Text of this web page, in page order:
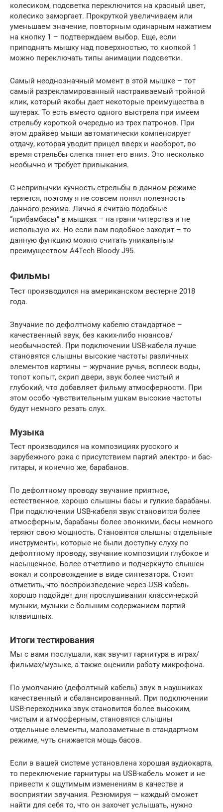
колесиком, подсветка переключится на красный цвет,
колесико заморгает. Прокруткой увеличиваем или
уменьшаем значение, повторным одинарным нажатием
на кнопку 1 – подтверждаем выбор. Еще, если
приподнять мышку над поверхностью, то кнопкой 1
можно переключать типы анимации подсветки.
Самый неоднозначный момент в этой мышке – тот
самый разрекламированный настраиваемый тройной
клик, который якобы дает некоторые преимущества в
шутерах. То есть вместо одного выстрела при имеем
стрельбу короткой очередью из трех патронов. При
этом драйвер мыши автоматически компенсирует
отдачу, которая уводит прицел вверх и наоборот, во
время стрельбы слегка тянет его вниз. Это несколько
необычно и требует привыкания.
С непривычки кучность стрельбы в данном режиме
теряется, поэтому я не совсем понял полезность
данного режима. Лично я считаю подобные
“прибамбасы” в мышках – на грани читерства и не
использую их. Но если вам подобное заходит – то
данную функцию можно считать уникальным
преимуществом A4Tech Bloody J95.
Фильмы
Тест производился на американском вестерне 2018
года.
Звучание по дефолтному кабелю стандартное –
качественный звук, без каких-либо нюансов/
необычностей. При подключении USB-кабеля лучше
становятся слышны высокие частоты различных
элементов картины – журчание ручья, всплеск воды,
топот копыт, скрип двери, звук более чистый и
глубокий, что добавляет фильму атмосферности. При
этом особо чувствительным ушкам высокие частоты
будут немного резать слух.
Музыка
Тест производился на композициях русского и
зарубежного рока с присутствием партий электро- и бас-
гитары, и конечно же, барабанов.
По дефолтному проводу звучание приятное,
естественное, хорошо слышны басы и гулкие барабаны.
При подключении USB-кабеля звук становится более
атмосферным, барабаны более звонкими, басы немного
теряют свою мощность. Становятся слышны отдельные
инструменты, которые не были доступну слуху по
дефолтному проводу, звучание композиции глубокое и
насыщенное. Более отчетливо и подчеркнуто слышен
вокал и сопровождение в виде синтезатора. Стоит
отметить, что воспроизведение через USB-кабель
хорошо подойдет для прослушивания классической
музыки, музыки с большим содержанием партий
клавишных.
Итоги тестирования
Мы с вами послушали, как звучит гарнитура в играх/
фильмах/музыке, а также оценили работу микрофона.
По умолчанию (дефолтный кабель) звук в наушниках
качественный и сбалансированный. При подключении
USB-переходника звук становится более высоким,
чистым и атмосферным, становятся слышны
отдельные элементы, малозаметные в стандартном
режиме, чуть снижается мощь басов.
Если в вашей системе установлена хорошая аудиокарта,
то переключение гарнитуры на USB-кабель может и не
привести к ощутимым изменениям в качестве и
восприятии звучания. Резюмируя — каждый сможет
найти для себя то, что он захочет услышать, нужно